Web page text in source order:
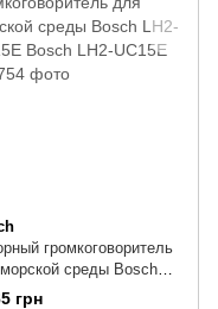
громкоговоритель
среды Bosch
Bosch LH2-UC15E
грн